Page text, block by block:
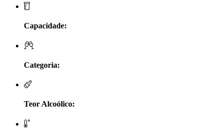
Marcio Em Campo - Tejo
Capacidade:
Categoria:
Teor Alcoólico: